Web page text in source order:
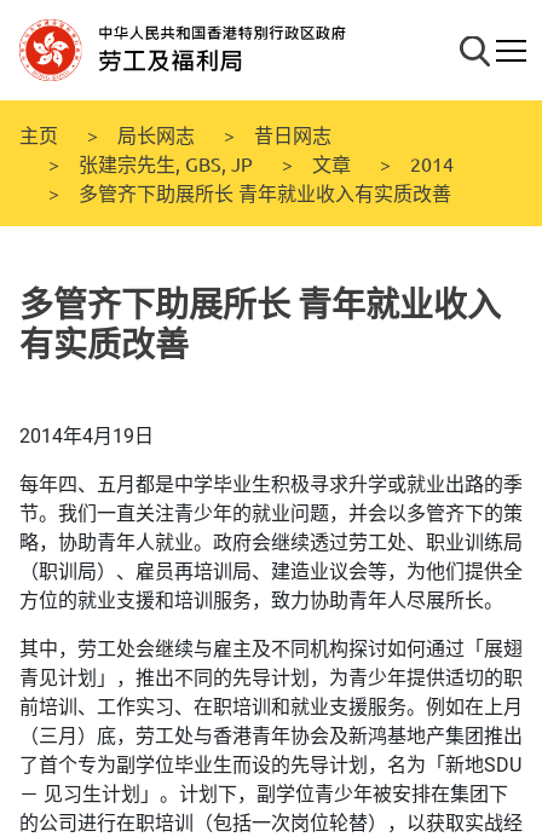
至
主
内
容
搜寻流动
主页 局长网志
昔日网志
张建宗先生, GBS, JP
文章
2014
多管齐下助展所长 青年就业收入有实质改善
多管齐下助展所长 青年就业收入
有实质改善
2014年4月19日
每年四、五月都是中学毕业生积极寻求升学或就业出路的季
节。我们一直关注青少年的就业问题，并会以多管齐下的策
略，协助青年人就业。政府会继续透过劳工处、职业训练局
（职训局）、雇员再培训局、建造业议会等，为他们提供全
方位的就业支援和培训服务，致力协助青年人尽展所长。
其中，劳工处会继续与雇主及不同机构探讨如何通过「展翅
青见计划」，推出不同的先导计划，为青少年提供适切的职
前培训、工作实习、在职培训和就业支援服务。例如在上月
（三月）底，劳工处与香港青年协会及新鸿基地产集团推出
了首个专为副学位毕业生而设的先导计划，名为「新地SDU
－ 见习生计划」。计划下，副学位青少年被安排在集团下
的公司进行在职培训（包括一次岗位轮替），以获取实战经